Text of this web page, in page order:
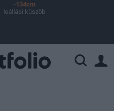
-134cm
leállási küszöb